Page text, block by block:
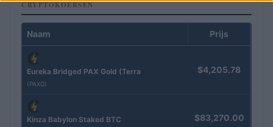
CRYPTOKOERSEN
Naam Prijs
Eureka Bridged PAX Gold (Terra
(PAXG)
$4,205.78
Kinza Babylon Staked BTC $83,270.00